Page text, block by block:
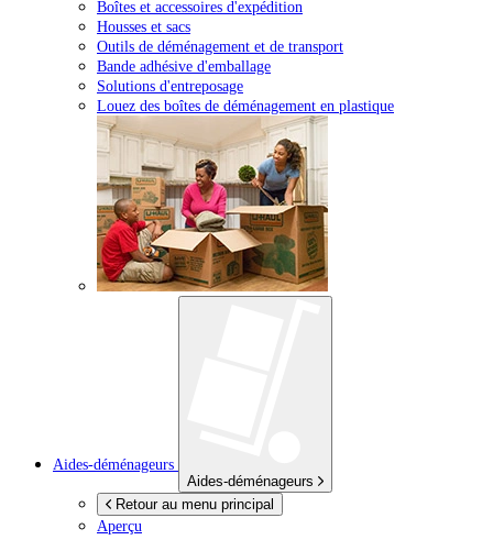
Boîtes et accessoires d'expédition
Housses et sacs
Outils de déménagement et de transport
Bande adhésive d'emballage
Solutions d'entreposage
Louez des boîtes de déménagement en plastique
Aides-déménageurs
Aides-déménageurs
Retour au menu principal
Aperçu